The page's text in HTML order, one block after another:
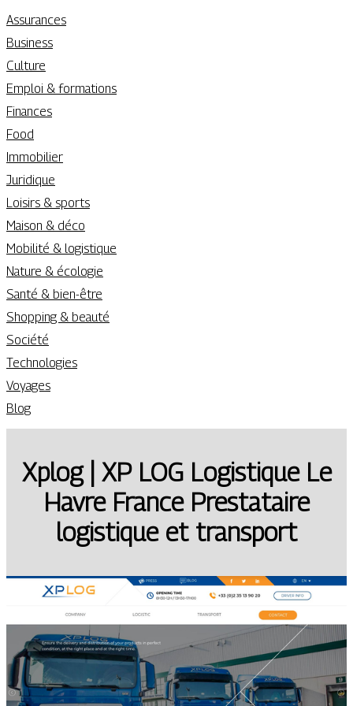
Assurances
Business
Culture
Emploi & formations
Finances
Food
Immobilier
Juridique
Loisirs & sports
Maison & déco
Mobilité & logistique
Nature & écologie
Santé & bien-être
Shopping & beauté
Société
Technologies
Voyages
Blog
Xplog | XP LOG Logistique Le
Havre France Prestataire
logistique et transport